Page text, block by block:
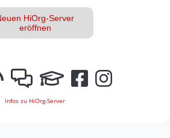
HiOrg-Server
eröffnen
Infos zu HiOrg-Server